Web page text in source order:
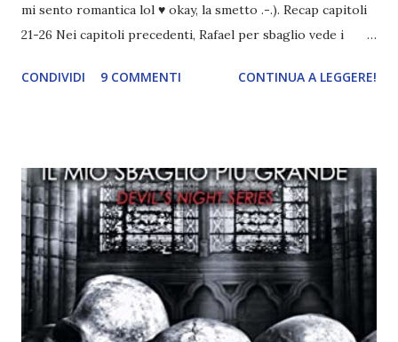
mi sento romantica lol ♥ okay, la smetto .-.). Recap capitoli
21-26 Nei capitoli precedenti, Rafael per sbaglio vede i
incontrano e Hesediel mostra loro come combattere i puri.
angelo puro, Elemiah. Ma, a differenza di cosa pensano,
l'angelo non ha intenzione di fare una strage, piuttosto è lì
per avvertili che Mikael non è più "l'angelo puro" che
credono e che potrebbe aver ucciso altri mezzi angeli, tipo
Rafael. A quelle parole, Haniel seguito da altri ibridi, si reca
nell'appartamento, senza risultati. Infine cercano nella
chiesetta. Lì trovano Rafael alle prese con gli angeli puri,
CONDIVIDI 9 COMMENTI CONTINUA A LEGGERE!